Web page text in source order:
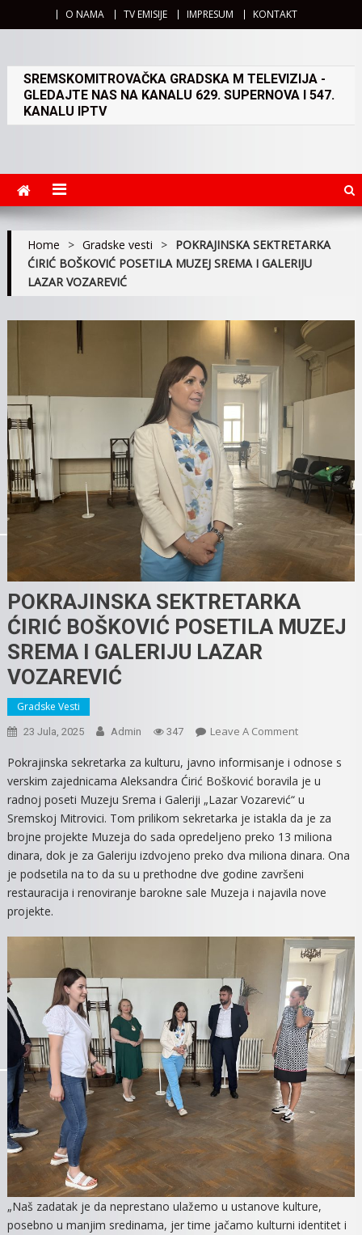
O NAMA TV EMISIJE IMPRESUM KONTAKT
SREMSKOMITROVAČKA GRADSKA M TELEVIZIJA -
GLEDAJTE NAS NA KANALU 629. SUPERNOVA I 547.
KANALU IPTV
Home > Gradske vesti > POKRAJINSKA SEKTRETARKA
ĆIRIĆ BOŠKOVIĆ POSETILA MUZEJ SREMA I GALERIJU
LAZAR VOZAREVIĆ
POKRAJINSKA SEKTRETARKA
ĆIRIĆ BOŠKOVIĆ POSETILA MUZEJ
SREMA I GALERIJU LAZAR
VOZAREVIĆ
Gradske Vesti
23 Jula, 2025 Admin 347 Leave A CommentOn
ĆIRIĆ
BOŠKOVIĆ
POSETILA
MUZEJ
SREMA
I
GALERIJU
Pokrajinska sekretarka za kulturu, javno informisanje i odnose s
verskim zajednicama Aleksandra Ćirić Bošković boravila je u
radnoj poseti Muzeju Srema i Galeriji „Lazar Vozarević“ u
Sremskoj Mitrovici. Tom prilikom sekretarka je istakla da je za
brojne projekte Muzeja do sada opredeljeno preko 13 miliona
dinara, dok je za Galeriju izdvojeno preko dva miliona dinara. Ona
je podsetila na to da su u prethodne dve godine završeni
restauracija i renoviranje barokne sale Muzeja i najavila nove
projekte.
„Naš zadatak je da neprestano ulažemo u ustanove kulture,
posebno u manjim sredinama, jer time jačamo kulturni identitet i